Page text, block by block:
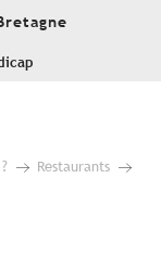
Restaurants